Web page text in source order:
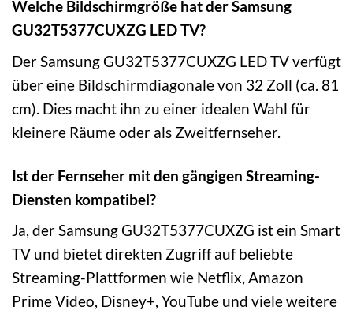
Welche Bildschirmgröße hat der Samsung
GU32T5377CUXZG LED TV?
Der Samsung GU32T5377CUXZG LED TV verfügt
über eine Bildschirmdiagonale von 32 Zoll (ca. 81
cm). Dies macht ihn zu einer idealen Wahl für
kleinere Räume oder als Zweitfernseher.
Ist der Fernseher mit den gängigen Streaming-
Diensten kompatibel?
Ja, der Samsung GU32T5377CUXZG ist ein Smart
TV und bietet direkten Zugriff auf beliebte
Streaming-Plattformen wie Netflix, Amazon
Prime Video, Disney+, YouTube und viele weitere